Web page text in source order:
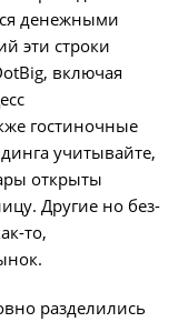
денежными
эти строки
включая
гостиночные
учитывайте,
открыты
Другие но без-
то,
разделились